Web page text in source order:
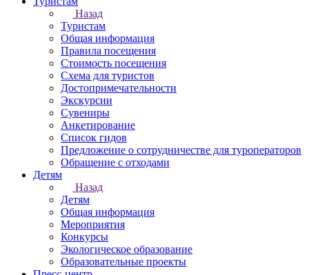
Назад
Туристам
Общая информация
Правила посещения
Стоимость посещения
Схема для туристов
Достопримечательности
Экскурсии
Сувениры
Анкетирование
Список гидов
Предложение о сотрудничестве для туроператоров
Обращение с отходами
Детям
Назад
Детям
Общая информация
Мероприятия
Конкурсы
Экологическое образование
Образовательные проекты